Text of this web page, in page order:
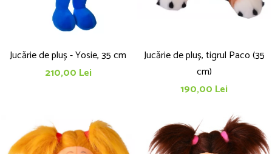
Jucărie de pluș - Yosie, 35 cm
210,00 Lei
Jucărie de pluș, tigrul Paco (35
cm)
190,00 Lei